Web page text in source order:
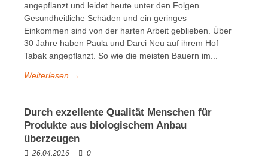
angepflanzt und leidet heute unter den Folgen.
Gesundheitliche Schäden und ein geringes
Einkommen sind von der harten Arbeit geblieben. Über
30 Jahre haben Paula und Darci Neu auf ihrem Hof
Tabak angepflanzt. So wie die meisten Bauern im...
Weiterlesen →
Durch exzellente Qualität Menschen für
Produkte aus biologischem Anbau
überzeugen
26.04.2016 0